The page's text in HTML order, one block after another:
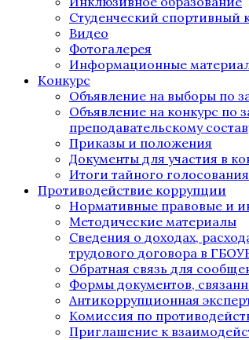
Студенческий спортивный
Видео
Фотогалерея
Информационные
Конкурс
Объявление на выборы по
Объявление на конкурс по
преподавательскому
Приказы и положения
Документы для участия в
Итоги тайного
Противодействие коррупции
Нормативные правовые и
Методические материалы
Сведения о доходах,
трудового договора в
Обратная связь для
Формы документов,
Антикоррупционная
Комиссия по
Приглашение к